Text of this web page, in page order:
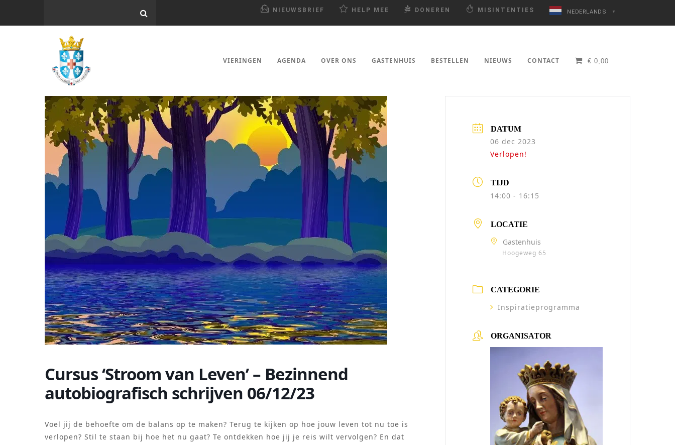
NIEUWSBRIEF HELP MEE DONEREN MISINTENTIES NEDERLANDS ▼
VIERINGEN AGENDA OVER ONS GASTENHUIS BESTELLEN NIEUWS CONTACT € 0,00
Cursus ‘Stroom van Leven’ – Bezinnend
autobiografisch schrijven 06/12/23
Voel jij de behoefte om de balans op te maken? Terug te kijken op hoe jouw leven tot nu toe is
verlopen? Stil te staan bij hoe het nu gaat? Te ontdekken hoe jij je reis wilt vervolgen? En dat
DATUM
06 dec 2023
Verlopen!
TIJD
14:00 - 16:15
LOCATIE
Gastenhuis
Hoogeweg 65
CATEGORIE
Inspiratieprogramma
ORGANISATOR